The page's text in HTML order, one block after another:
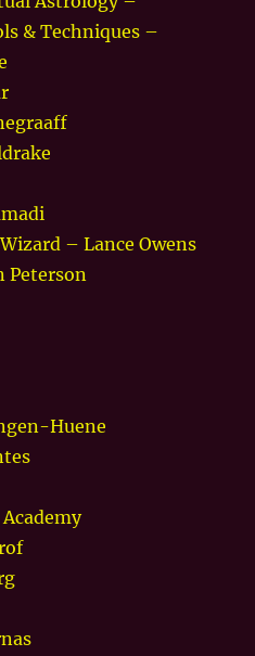
& Techniques –
– Lance Owens
Peterson
Huene